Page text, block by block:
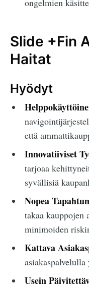
ongelmien
Slide +Fin
Haitat
Hyödyt
että
Innovatiiviset
tarjoaa
syvällisiä
Nopea
takaa kauppojen
minimoiden
Kattava
Usein